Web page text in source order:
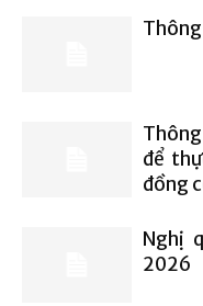
để
đồng
Nghị
2026